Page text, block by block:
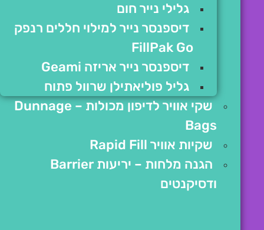
גלילי נייר חום
דיספנסר נייר למילוי חללים רנפק
FillPak Go
דיספנסר נייר אריזה Geami
גליל פוליאתילן שרוול פתוח
שקי אוויר לדיפון מכולות – Dunnage
Bags
שקיות אוויר Rapid Fill
הגנה מלחות – יריעות Barrier
ודסיקנטים